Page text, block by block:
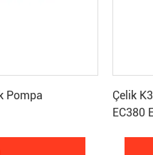
Çelik